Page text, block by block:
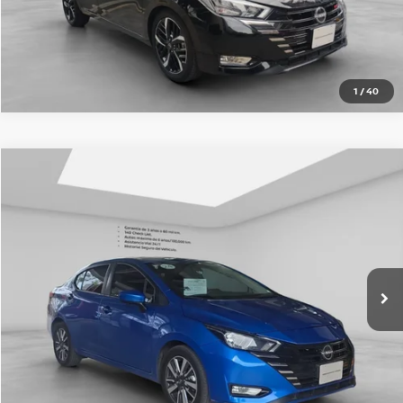
1 /40
NISSAN VERSA 4P ADVANCE L41.6 AUT
3N1CN8AEXRL904531Valores:
15,677 km Ext.
OBTÉN UNA COTIZACIÓN
CLICK TO CALL
Comparar vehículo